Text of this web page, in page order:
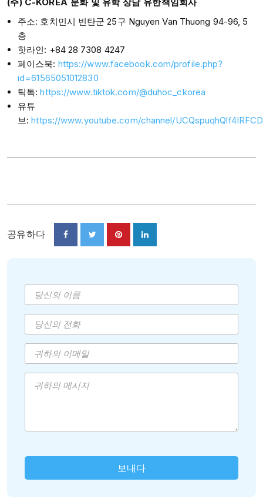
주소: 호치민시 빈탄군 25구 Nguyen Van Thuong 94-96, 5
층
핫라인: +84 28 7308 4247
페이스북: https://www.facebook.com/profile.php?
id=61565051012830
틱톡:https://www.tiktok.com/@duhoc_ckorea
유튜
브:https://www.youtube.com/channel/
공유하다